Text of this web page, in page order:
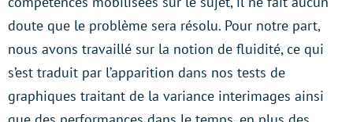
doute que le problème sera résolu. Pour notre part,
nous avons travaillé sur la notion de fluidité, ce qui
s’est traduit par l’apparition dans nos tests de
graphiques traitant de la variance interimages ainsi